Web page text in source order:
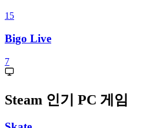
15
Bigo Live
7
Steam 인기 PC 게임